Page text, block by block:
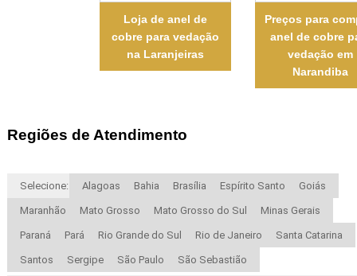
Loja de anel de
cobre para vedação
na Laranjeiras
Preços para
anel de cobre
vedação em
Narandiba
Regiões de Atendimento
Selecione: Alagoas Bahia Brasília Espírito Santo Goiás
Maranhão Mato Grosso Mato Grosso do Sul Minas Gerais
Paraná Pará Rio Grande do Sul Rio de Janeiro Santa Catarina
Santos Sergipe São Paulo São Sebastião